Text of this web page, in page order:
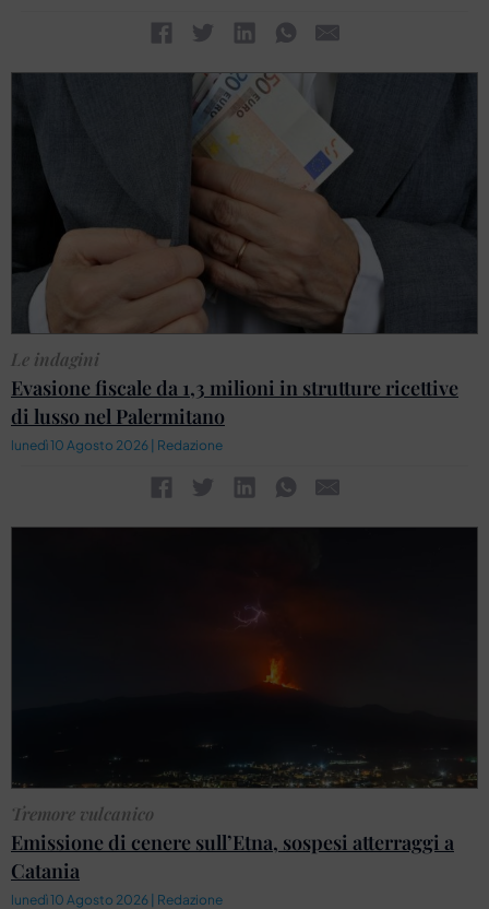
Le indagini
Evasione fiscale da 1,3 milioni in strutture ricettive
di lusso nel Palermitano
lunedì 10 Agosto 2026 | Redazione
Tremore vulcanico
Emissione di cenere sull’Etna, sospesi atterraggi a
Catania
lunedì 10 Agosto 2026 | Redazione